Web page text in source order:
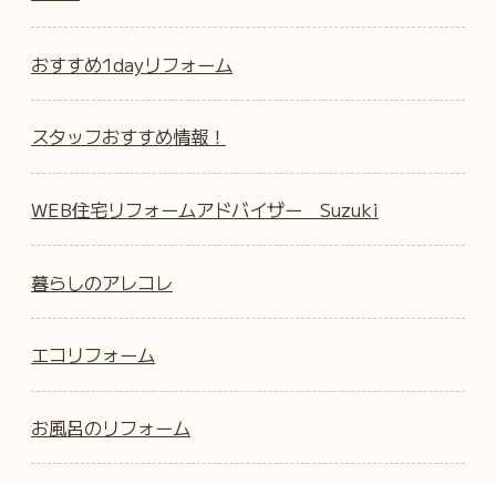
おすすめ1dayリフォーム
スタッフおすすめ情報！
WEB住宅リフォームアドバイザー Suzuki
暮らしのアレコレ
エコリフォーム
お風呂のリフォーム